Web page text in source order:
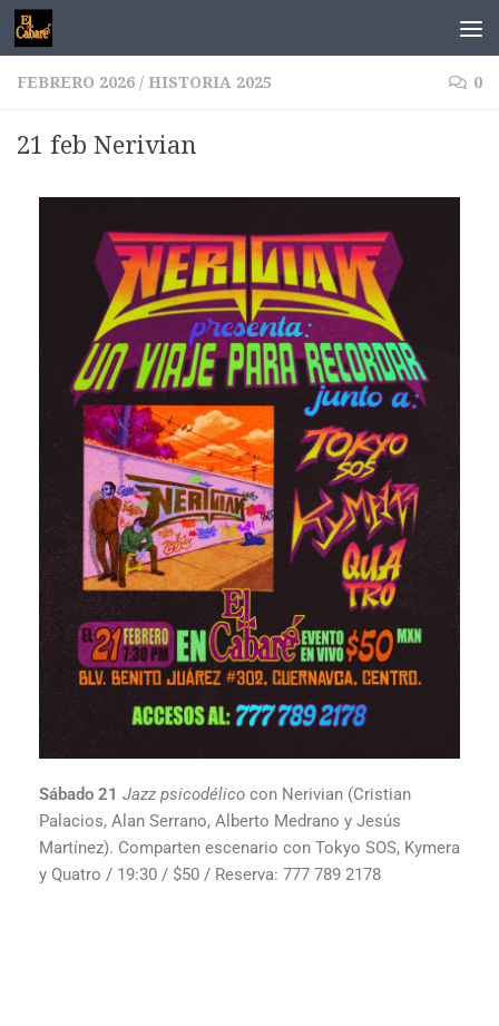
Saltar al contenido
FEBRERO 2026 / HISTORIA 2025 0
21 feb Nerivian
Sábado 21 Jazz psicodélico con Nerivian (Cristian
Palacios, Alan Serrano, Alberto Medrano y Jesús
Martínez). Comparten escenario con Tokyo SOS, Kymera
y Quatro / 19:30 / $50 / Reserva: 777 789 2178